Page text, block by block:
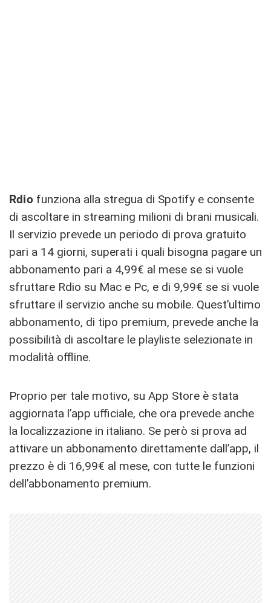
Rdio funziona alla stregua di Spotify e consente
di ascoltare in streaming milioni di brani musicali.
Il servizio prevede un periodo di prova gratuito
pari a 14 giorni, superati i quali bisogna pagare un
abbonamento pari a 4,99€ al mese se si vuole
sfruttare Rdio su Mac e Pc, e di 9,99€ se si vuole
sfruttare il servizio anche su mobile. Quest’ultimo
abbonamento, di tipo premium, prevede anche la
possibilità di ascoltare le playliste selezionate in
modalità offline.
Proprio per tale motivo, su App Store è stata
aggiornata l’app ufficiale, che ora prevede anche
la localizzazione in italiano. Se però si prova ad
attivare un abbonamento direttamente dall’app, il
prezzo è di 16,99€ al mese, con tutte le funzioni
dell’abbonamento premium.